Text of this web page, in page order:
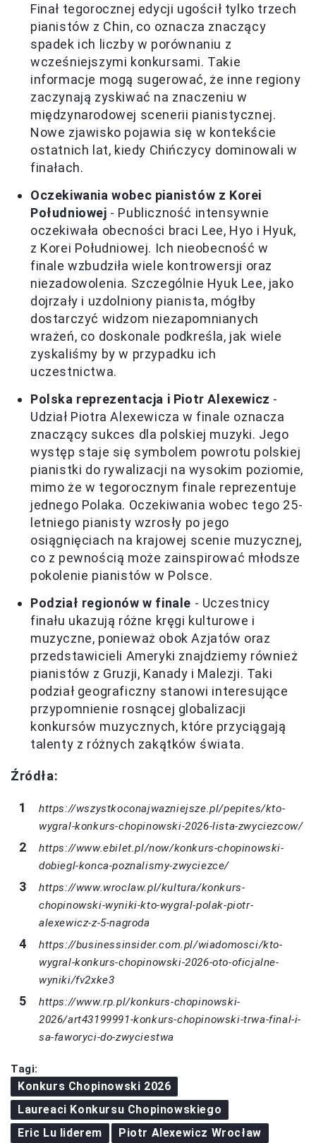
Finał tegorocznej edycji ugościł tylko trzech
pianistów z Chin, co oznacza znaczący
spadek ich liczby w porównaniu z
wcześniejszymi konkursami. Takie
informacje mogą sugerować, że inne regiony
zaczynają zyskiwać na znaczeniu w
międzynarodowej scenerii pianistycznej.
Nowe zjawisko pojawia się w kontekście
ostatnich lat, kiedy Chińczycy dominowali w
finałach.
Oczekiwania wobec pianistów z Korei
Południowej - Publiczność intensywnie
oczekiwała obecności braci Lee, Hyo i Hyuk,
z Korei Południowej. Ich nieobecność w
finale wzbudziła wiele kontrowersji oraz
niezadowolenia. Szczególnie Hyuk Lee, jako
dojrzały i uzdolniony pianista, mógłby
dostarczyć widzom niezapomnianych
wrażeń, co doskonale podkreśla, jak wiele
zyskaliśmy by w przypadku ich
uczestnictwa.
Polska reprezentacja i Piotr Alexewicz -
Udział Piotra Alexewicza w finale oznacza
znaczący sukces dla polskiej muzyki. Jego
występ staje się symbolem powrotu polskiej
pianistki do rywalizacji na wysokim poziomie,
mimo że w tegorocznym finale reprezentuje
jednego Polaka. Oczekiwania wobec tego 25-
letniego pianisty wzrosły po jego
osiągnięciach na krajowej scenie muzycznej,
co z pewnością może zainspirować młodsze
pokolenie pianistów w Polsce.
Podział regionów w finale - Uczestnicy
finału ukazują różne kręgi kulturowe i
muzyczne, ponieważ obok Azjatów oraz
przedstawicieli Ameryki znajdziemy również
pianistów z Gruzji, Kanady i Malezji. Taki
podział geograficzny stanowi interesujące
przypomnienie rosnącej globalizacji
konkursów muzycznych, które przyciągają
talenty z różnych zakątków świata.
Źródła:
https://wszystkoconajwazniejsze.pl/pepites/kto-
wygral-konkurs-chopinowski-2026-lista-zwyciezcow/
https://www.ebilet.pl/now/konkurs-chopinowski-
dobiegl-konca-poznalismy-zwyciezce/
https://www.wroclaw.pl/kultura/konkurs-
chopinowski-wyniki-kto-wygral-polak-piotr-
alexewicz-z-5-nagroda
https://businessinsider.com.pl/wiadomosci/kto-
wygral-konkurs-chopinowski-2026-oto-oficjalne-
wyniki/fv2xke3
https://www.rp.pl/konkurs-chopinowski-
2026/art43199991-konkurs-chopinowski-trwa-final-i-
sa-faworyci-do-zwyciestwa
Tagi:
Konkurs Chopinowski 2026
Laureaci Konkursu Chopinowskiego
Eric Lu liderem
Piotr Alexewicz Wrocław